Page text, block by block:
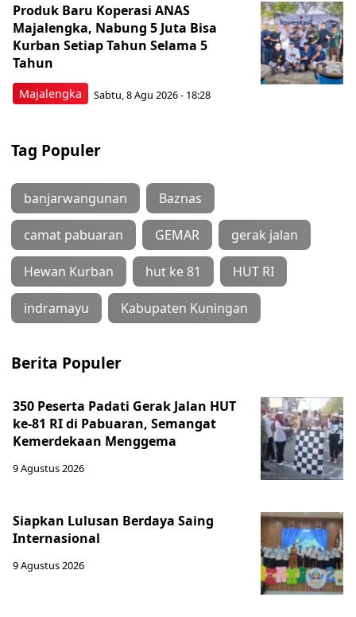
Majalengka
Produk Baru Koperasi ANAS
Majalengka, Nabung 5 Juta Bisa
Kurban Setiap Tahun Selama 5
Tahun
Sabtu, 8 Agu 2026 - 18:28
Tag Populer
banjarwangunan Baznas
camat pabuaran GEMAR gerak jalan
Hewan Kurban hut ke 81 HUT RI
indramayu Kabupaten Kuningan
Berita Populer
350 Peserta Padati Gerak Jalan HUT
ke-81 RI di Pabuaran, Semangat
Kemerdekaan Menggema
9 Agustus 2026
Siapkan Lulusan Berdaya Saing
Internasional
9 Agustus 2026